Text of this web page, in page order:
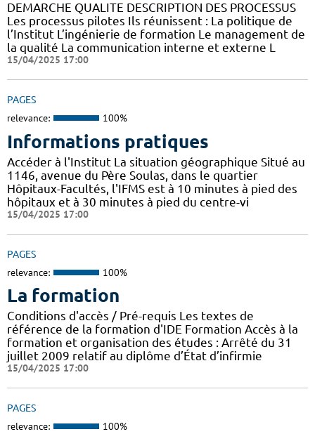
DEMARCHE QUALITE DESCRIPTION DES PROCESSUS
Les processus pilotes Ils réunissent : La politique de
l’Institut L’ingénierie de formation Le management de
la qualité La communication interne et externe L
15/04/2025 17:00
PAGES
relevance: 100%
Informations pratiques
Accéder à l'Institut La situation géographique Situé au
1146, avenue du Père Soulas, dans le quartier
Hôpitaux-Facultés, l'IFMS est à 10 minutes à pied des
hôpitaux et à 30 minutes à pied du centre-vi
15/04/2025 17:00
PAGES
relevance: 100%
La formation
Conditions d'accès / Pré-requis Les textes de
référence de la formation d'IDE Formation Accès à la
formation et organisation des études : Arrêté du 31
juillet 2009 relatif au diplôme d’État d’infirmie
15/04/2025 17:00
PAGES
relevance: 100%